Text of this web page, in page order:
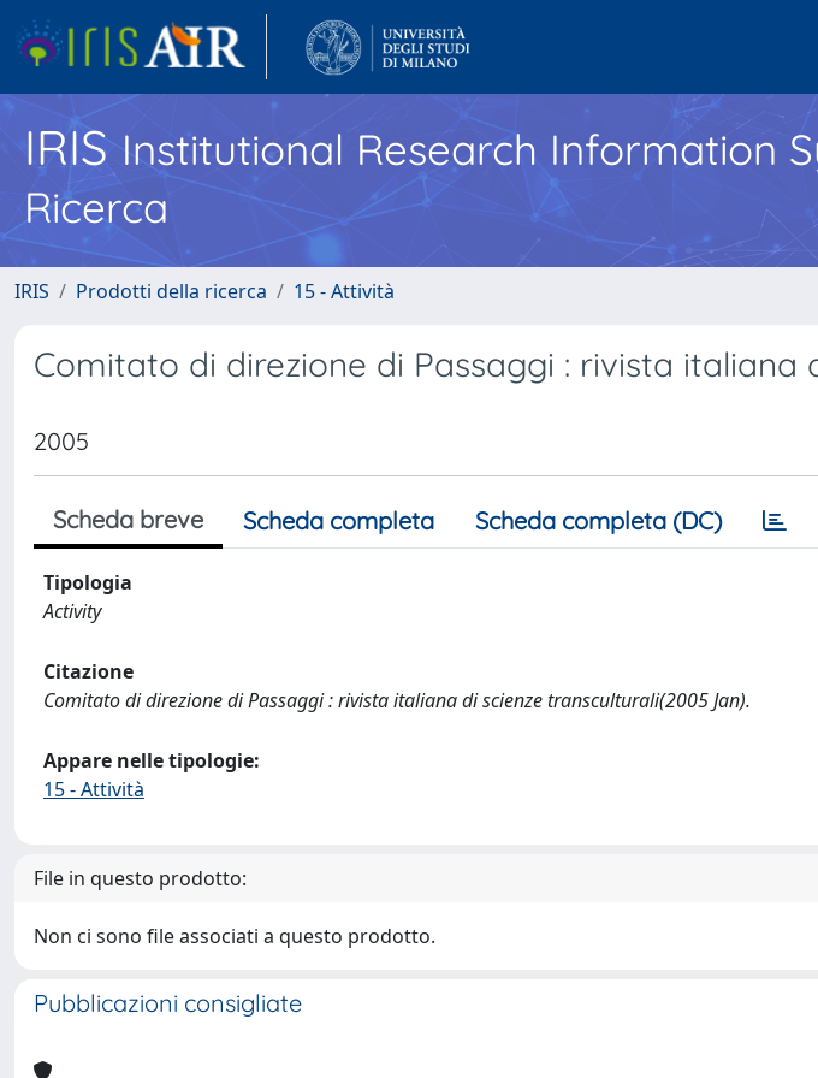
IRISInstitutional Research Information
Ricerca
IRIS Prodotti della ricerca 15 - Attività
Comitato di direzione di Passaggi : rivista italiana
2005
Scheda breve Scheda completa Scheda completa (DC)
Tipologia
Activity
Citazione
Comitato di direzione di Passaggi : rivista italiana di scienze transculturali(2005 Jan).
Appare nelle tipologie:
15 - Attività
File in questo prodotto:
Non ci sono file associati a questo prodotto.
Pubblicazioni consigliate